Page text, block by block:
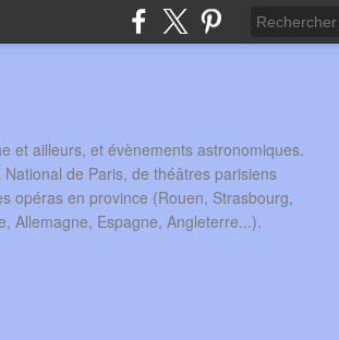
et ailleurs, et évènements astronomiques.
de Paris, de théâtres parisiens
opéras en province (Rouen, Strasbourg,
Allemagne, Espagne, Angleterre...).